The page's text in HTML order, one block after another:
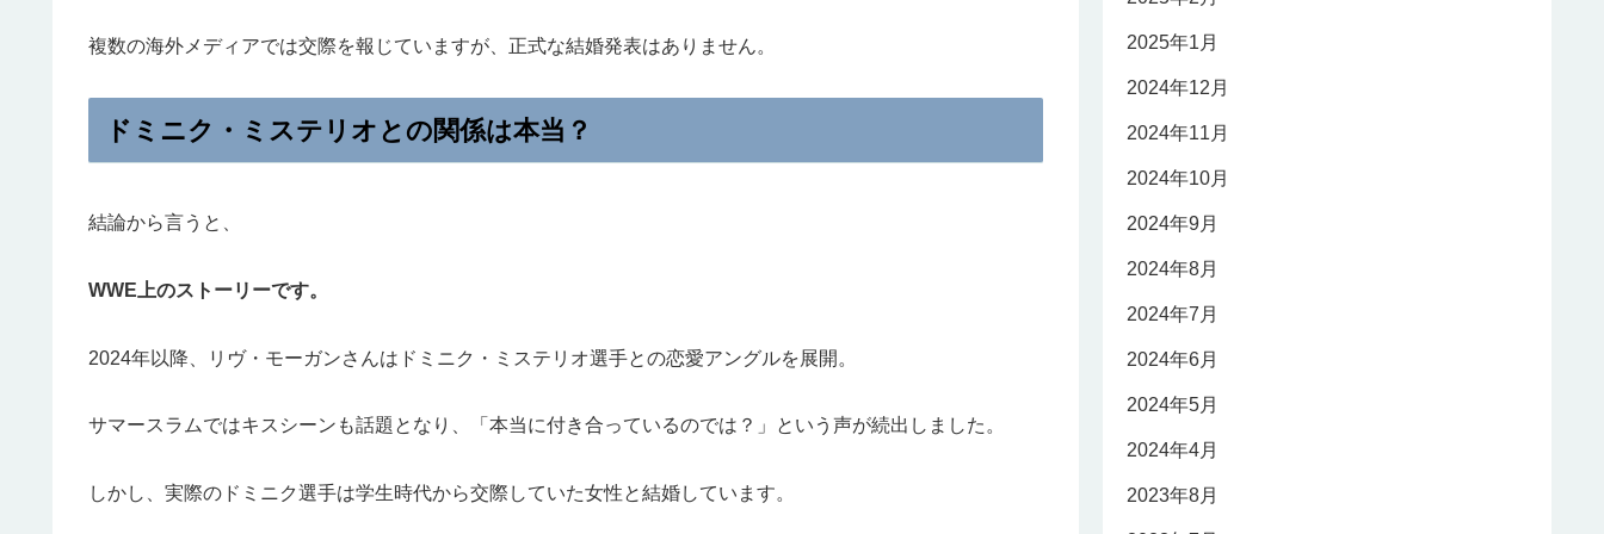
複数の海外メディアでは交際を報じていますが、正式な結婚発表はありません。
ドミニク・ミステリオとの関係は本当？
結論から言うと、
WWE上のストーリーです。
2024年以降、リヴ・モーガンさんはドミニク・ミステリオ選手との恋愛アングルを展開。
サマースラムではキスシーンも話題となり、「本当に付き合っているのでは？」という声が続出しました。
しかし、実際のドミニク選手は学生時代から交際していた女性と結婚しています。
2025年1月
2024年12月
2024年11月
2024年10月
2024年9月
2024年8月
2024年7月
2024年6月
2024年5月
2024年4月
2023年8月